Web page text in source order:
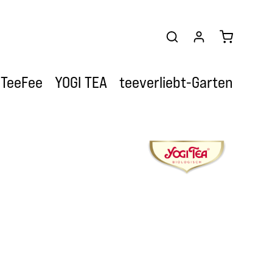
TeeFee YOGI TEA teeverliebt-Garten